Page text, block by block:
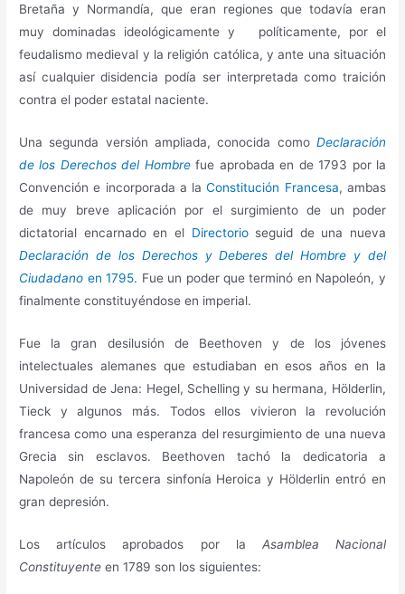
Bretaña y Normandía, que eran regiones que todavía eran
muy dominadas ideológicamente y políticamente, por el
feudalismo medieval y la religión católica, y ante una situación
así cualquier disidencia podía ser interpretada como traición
contra el poder estatal naciente.
Una segunda versión ampliada, conocida como Declaración
de los Derechos del Hombrefue aprobada en de 1793 por la
Convención e incorporada a laConstitución Francesa, ambas
de muy breve aplicación por el surgimiento de un poder
dictatorial encarnado en el Directorioseguid de una nueva
Declaración de los Derechos y Deberes del Hombre y del
Ciudadano en 1795. Fue un poder que terminó en Napoleón, y
finalmente constituyéndose en imperial.
Fue la gran desilusión de Beethoven y de los jóvenes
intelectuales alemanes que estudiaban en esos años en la
Universidad de Jena: Hegel, Schelling y su hermana, Hölderlin,
Tieck y algunos más. Todos ellos vivieron la revolución
francesa como una esperanza del resurgimiento de una nueva
Grecia sin esclavos. Beethoven tachó la dedicatoria a
Napoleón de su tercera sinfonía Heroica y Hölderlin entró en
gran depresión.
Los artículos aprobados por la Asamblea Nacional
Constituyenteen 1789 son los siguientes: